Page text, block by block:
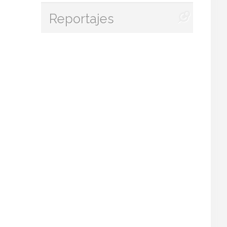
Reportajes